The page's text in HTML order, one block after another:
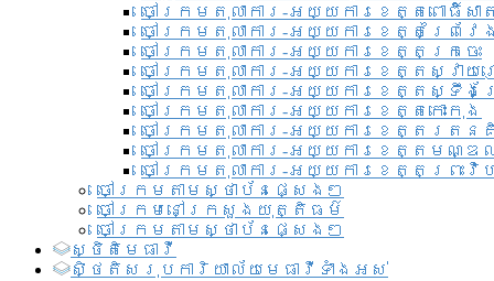
ចៅក្រមតុលាការ-អយ្យការខេត្តពោធិ៍សា
ចៅក្រមតុលាការ-អយ្យការខេត្តព្រៃវែ
ចៅក្រមតុលាការ-អយ្យការខេត្តក្រចេះ
ចៅក្រមតុលាការ-អយ្យការខេត្តស្វាយ
ចៅក្រមតុលាការ-អយ្យការខេត្តស្ទឹង
ចៅក្រមតុលាការ-អយ្យការខេត្តកោះកុង
ចៅក្រមតុលាការ-អយ្យការខេត្តរតន
ចៅក្រមតុលាការ-អយ្យការខេត្តមណ្
ចៅក្រមតុលាការ-អយ្យការខេត្តព្រះវិហ
ចៅក្រមតាមស្ថាប័នផ្សេងៗ
ចៅក្រមនៅក្រសួងយុត្តិធម៌
ចៅក្រមតាមស្ថាប័នផ្សេងៗ
ស្ថិតិមេធាវី
សិ្ថតិសរុបការិយាល័យមេធាវីទាំងអស់​